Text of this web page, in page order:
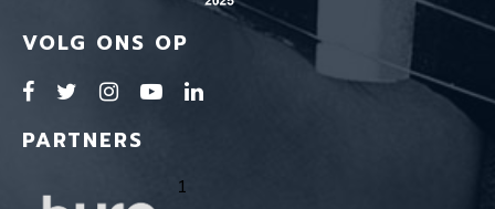
VOLG ONS OP
PARTNERS
1